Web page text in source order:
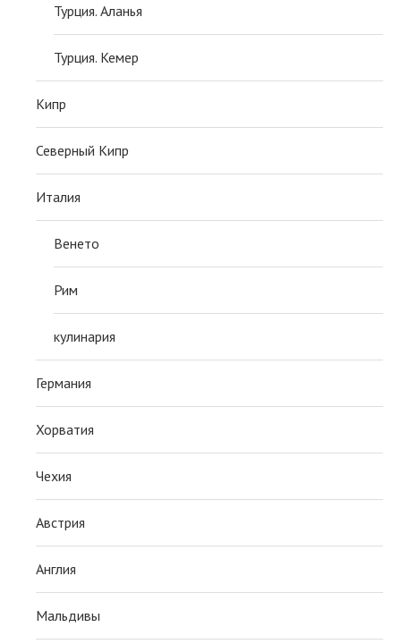
Турция. Аланья
Турция. Кемер
Кипр
Северный Кипр
Италия
Венето
Рим
кулинария
Германия
Хорватия
Чехия
Австрия
Англия
Мальдивы